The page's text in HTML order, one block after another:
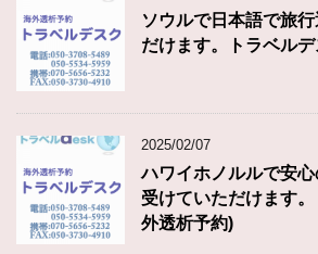
ソウルで日本語で旅
だけます。トラベルデ
2025/02/07
ハワイホノルルで安
受けていただけます
外透析予約)